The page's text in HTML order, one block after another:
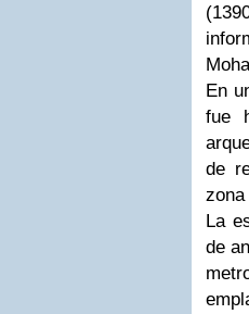
En
fue
de
La
de